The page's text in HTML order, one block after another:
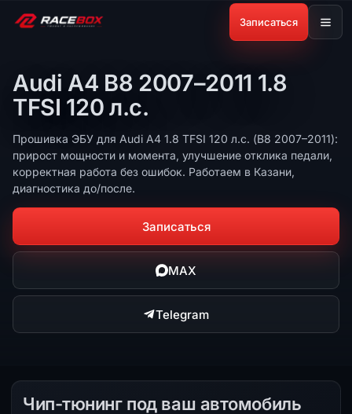
Записаться
Audi A4 B8 2007–2011 1.8
TFSI 120 л.с.
Прошивка ЭБУ для Audi A4 1.8 TFSI 120 л.с. (B8 2007–2011):
прирост мощности и момента, улучшение отклика педали,
корректная работа без ошибок. Работаем в Казани,
диагностика до/после.
Записаться
MAX
Telegram
Чип-тюнинг под ваш автомобиль